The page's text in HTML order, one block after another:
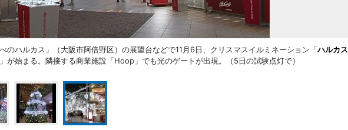
のハルカス」（大阪市阿倍野区）の展望台などで11月6日、クリスマスイルミネーション「ハルカス
」が始まる。隣接する商業施設「Hoop」でも光のゲートが出現。（5日の試験点灯で）